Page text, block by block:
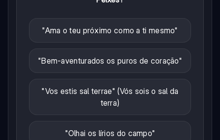
"Ama o teu próximo como a ti mesmo"
"Bem-aventurados os puros de coração"
"Vos estis sal terrae" (Vós sois o sal da
terra)
"Olhai os lírios do campo"